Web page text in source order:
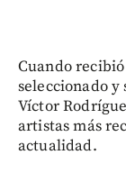
Cuando
seleccionado
Víctor
artistas más
actualidad.